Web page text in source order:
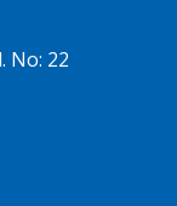
No: 22